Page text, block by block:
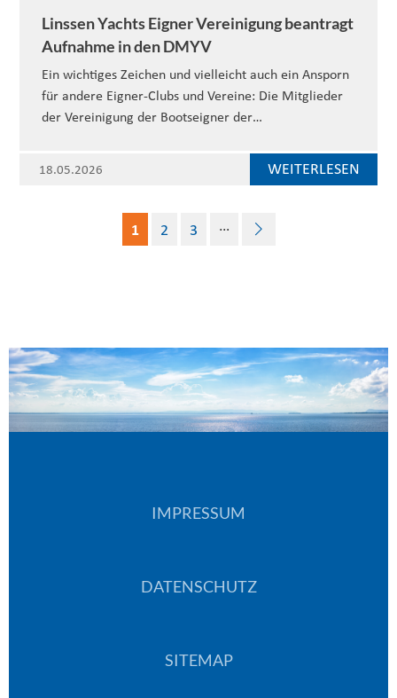
Linssen Yachts Eigner Vereinigung beantragt
Aufnahme in den DMYV
Ein wichtiges Zeichen und vielleicht auch ein Ansporn
für andere Eigner-Clubs und Vereine: Die Mitglieder
der Vereinigung der Bootseigner der…
18.05.2026 WEITERLESEN
1 2 3 …
IMPRESSUM
DATENSCHUTZ
SITEMAP